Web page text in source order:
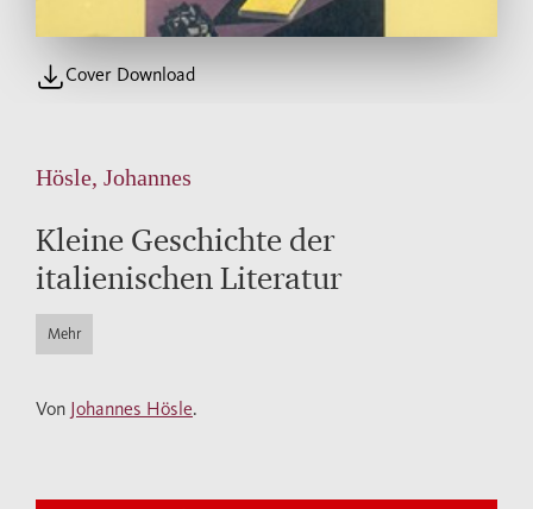
Cover Download
Hösle, Johannes
Kleine Geschichte der
italienischen Literatur
Mehr
Von Johannes Hösle.